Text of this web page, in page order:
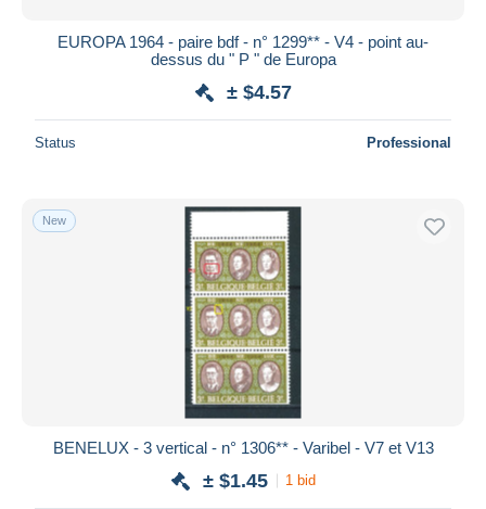
EUROPA 1964 - paire bdf - n° 1299** - V4 - point au-
dessus du " P " de Europa
± $4.57
Status Professional
New
BENELUX - 3 vertical - n° 1306** - Varibel - V7 et V13
± $1.45 1 bid